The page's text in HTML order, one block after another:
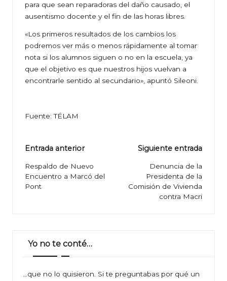
para que sean reparadoras del daño causado, el
ausentismo docente y el fin de las horas libres.
«Los primeros resultados de los cambios los
podremos ver más o menos rápidamente al tomar
nota si los alumnos siguen o no en la escuela, ya
que el objetivo es que nuestros hijos vuelvan a
encontrarle sentido al secundario», apuntó Sileoni.
Fuente: TÉLAM
Navegación
de
entradas
Entrada anterior
Respaldo de Nuevo
Encuentro a Marcó del
Pont
Siguiente entrada
Denuncia de la
Presidenta de la
Comisión de Vivienda
contra Macri
Yo no te conté…
…que no lo quisieron. Si te preguntabas por qué un